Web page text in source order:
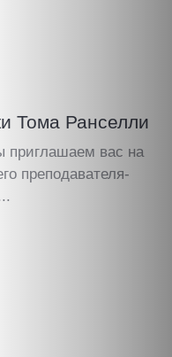
Тома Ранселли
приглашаем вас на
преподавателя-